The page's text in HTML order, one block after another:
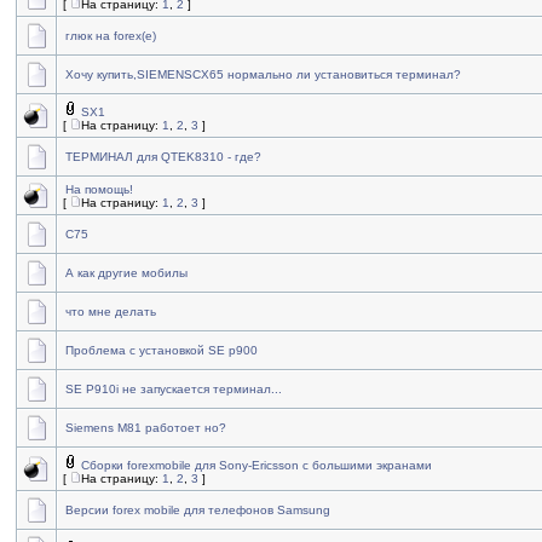
[
На страницу: 1 2 ]
глюк на forex(е)
Хочу купить,SIEMENSCX65 нормально ли установиться терминал?
SX1
[
На страницу: 1 2 3 ]
ТЕРМИНАЛ для QTEK8310 - где?
На помощь!
[
На страницу: 1 2 3 ]
C75
А как другие мобилы
что мне делать
Проблема с установкой SE p900
SE P910i не запускается терминал...
Siemens M81 работоет но?
Сборки forexmobile для Sony-Ericsson с большими экранами
[
На страницу: 1 2 3 ]
Версии forex mobile для телефонов Samsung